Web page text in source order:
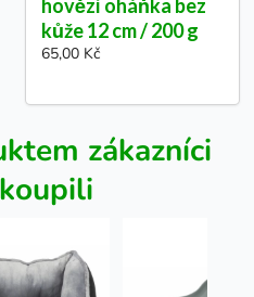
hovězí oháňka bez
kůže 12 cm / 200 g
65,00 Kč
zákazníci